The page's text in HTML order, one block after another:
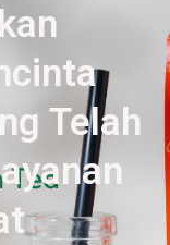
Telah